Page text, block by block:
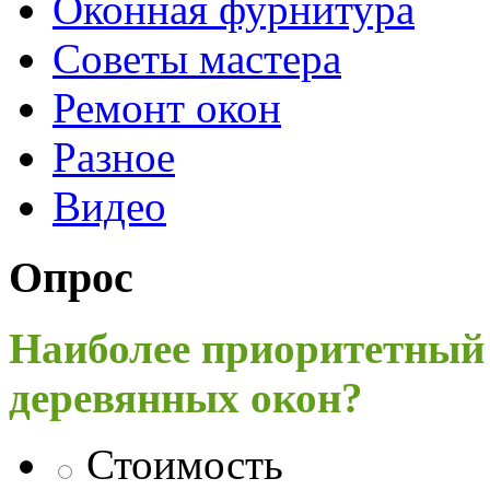
Советы мастера
Ремонт окон
Разное
Видео
Опрос
Наиболее
деревянных окон?
Стоимость